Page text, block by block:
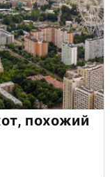
похожий